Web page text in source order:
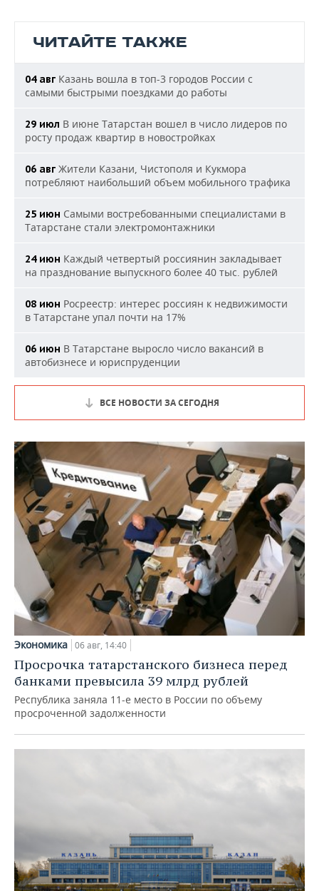
ЧИТАЙТЕ ТАКЖЕ
04 авг Казань вошла в топ-3 городов России с
самыми быстрыми поездками до работы
29 июл В июне Татарстан вошел в число лидеров по
росту продаж квартир в новостройках
06 авг Жители Казани, Чистополя и Кукмора
потребляют наибольший объем мобильного трафика
25 июн Самыми востребованными специалистами в
Татарстане стали электромонтажники
24 июн Каждый четвертый россиянин закладывает
на празднование выпускного более 40 тыс. рублей
08 июн Росреестр: интерес россиян к недвижимости
в Татарстане упал почти на 17%
06 июн В Татарстане выросло число вакансий в
автобизнесе и юриспруденции
ВСЕ НОВОСТИ ЗА СЕГОДНЯ
Экономика 06 авг, 14:40
Просрочка татарстанского бизнеса перед
банками превысила 39 млрд рублей
Республика заняла 11-е место в России по объему
просроченной задолженности